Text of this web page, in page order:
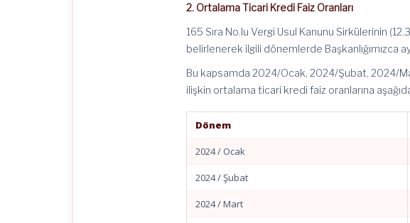
2. Ortalama Ticari Kredi Faiz Oranları
165 Sıra No.lu Vergi Usul Kanunu Sirkülerinin
belirlenerek ilgili dönemlerde Başkanlığımızca
Bu kapsamda 2024/Ocak, 2024/Şubat, 2024/
ilişkin ortalama ticari kredi faiz oranlarına
Dönem
2024 / Ocak
2024 / Şubat
2024 / Mart